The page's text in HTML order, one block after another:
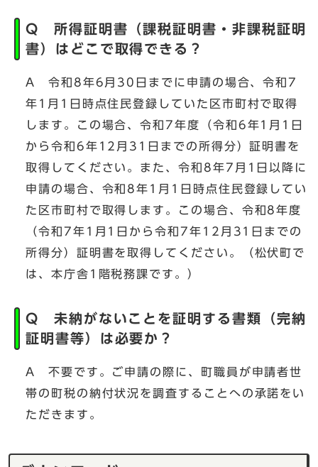
Q 所得証明書（課税証明書・非課税証明
書）はどこで取得できる？
A 令和8年6月30日までに申請の場合、令和7
年1月1日時点住民登録していた区市町村で取得
します。この場合、令和7年度（令和6年1月1日
から令和6年12月31日までの所得分）証明書を
取得してください。また、令和8年7月1日以降に
申請の場合、令和8年1月1日時点住民登録してい
た区市町村で取得します。この場合、令和8年度
（令和7年1月1日から令和7年12月31日までの
所得分）証明書を取得してください。（松伏町で
は、本庁舎1階税務課です。）
Q 未納がないことを証明する書類（完納
証明書等）は必要か？
A 不要です。ご申請の際に、町職員が申請者世
帯の町税の納付状況を調査することへの承諾をい
ただきます。